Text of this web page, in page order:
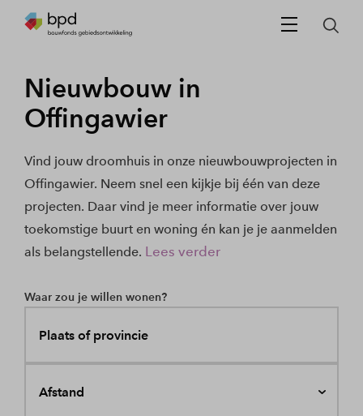
Nieuwbouw in
Offingawier
Vind jouw droomhuis in onze nieuwbouwprojecten in
Offingawier. Neem snel een kijkje bij één van deze
projecten. Daar vind je meer informatie over jouw
toekomstige buurt en woning én kan je je aanmelden
als belangstellende. Lees verder
Waar zou je willen wonen?
Plaats of provincie
Afstand